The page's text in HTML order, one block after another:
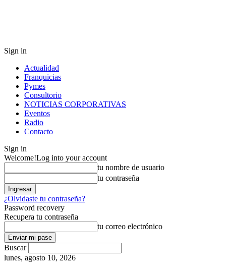
Sign in
Actualidad
Franquicias
Pymes
Consultorio
NOTICIAS CORPORATIVAS
Eventos
Radio
Contacto
Sign in
Welcome!Log into your account
tu nombre de usuario
tu contraseña
¿Olvidaste tu contraseña?
Password recovery
Recupera tu contraseña
tu correo electrónico
Buscar
lunes, agosto 10, 2026